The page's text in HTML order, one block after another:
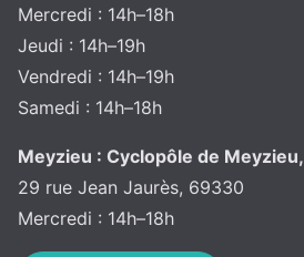
Mercredi : 14h–18h
Jeudi : 14h–19h
Vendredi : 14h–19h
Samedi : 14h–18h
Meyzieu : Cyclopôle de Meyzieu,
29 rue Jean Jaurès, 69330
Mercredi : 14h–18h